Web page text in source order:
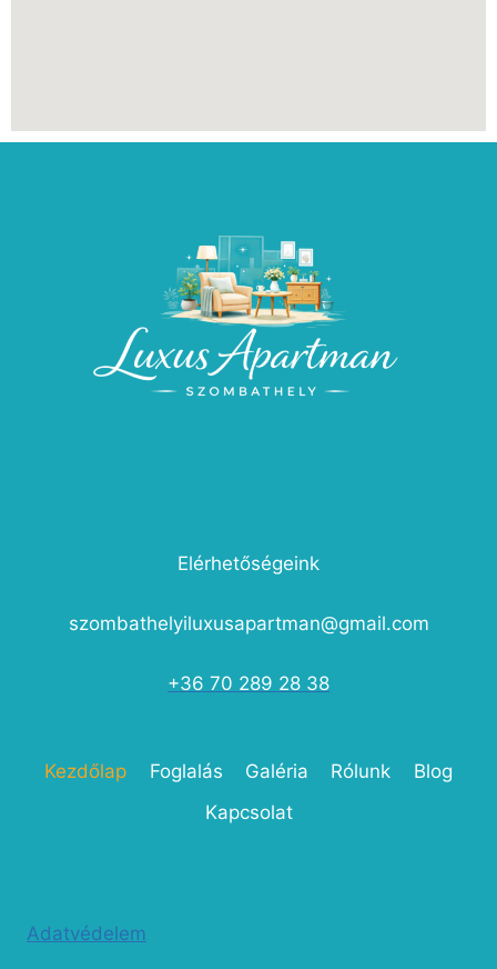
Elérhetőségeink
szombathelyiluxusapartman@gmail.com
+36 70 289 28 38
Kezdőlap Foglalás Galéria Rólunk
Blog
Kapcsolat
Adatvédelem